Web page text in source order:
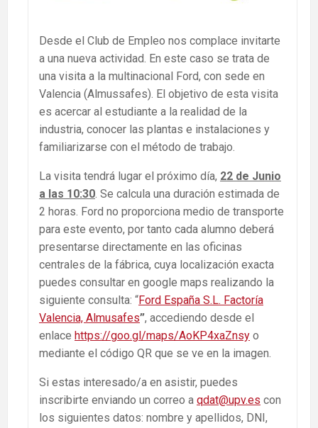
Desde el Club de Empleo nos complace invitarte
a una nueva actividad. En este caso se trata de
una visita a la multinacional Ford, con sede en
Valencia (Almussafes). El objetivo de esta visita
es acercar al estudiante a la realidad de la
industria, conocer las plantas e instalaciones y
familiarizarse con el método de trabajo.
La visita tendrá lugar el próximo día, 22 de Junio
a las 10:30. Se calcula una duración estimada de
2 horas. Ford no proporciona medio de transporte
para este evento, por tanto cada alumno deberá
presentarse directamente en las oficinas
centrales de la fábrica, cuya localización exacta
puedes consultar en google maps realizando la
siguiente consulta: “Ford España S.L. Factoría
Valencia, Almusafes”, accediendo desde el
enlace https://goo.gl/maps/AoKP4xaZnsy o
mediante el código QR que se ve en la imagen.
Si estas interesado/a en asistir, puedes
inscribirte enviando un correo a qdat@upv.es con
los siguientes datos: nombre y apellidos, DNI,